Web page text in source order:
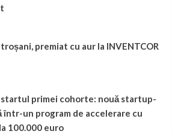
premiat cu aur la INVENTCOR
primei cohorte: nouă startup-
un program de accelerare cu
100.000 euro